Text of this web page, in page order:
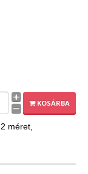
KOSÁRBA
méret,